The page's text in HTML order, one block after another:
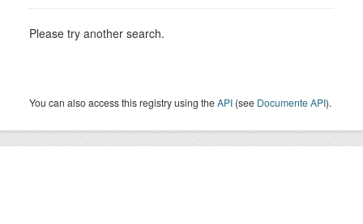
Please try another search.
You can also access this registry using theAPI (see Documente API).